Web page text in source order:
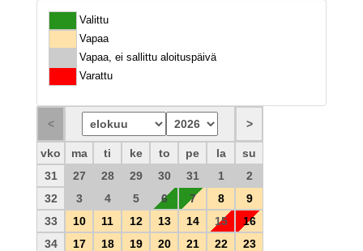
Valittu
Vapaa
Vapaa, ei sallittu aloituspäivä
Varattu
vko ma ti ke to pe la
su
31
27 28 29 30 31 1
2
32
3 4 5 6 7 8
9
33
10 11 12 13 14 15
16
34
17 18 19 20 21 22
23